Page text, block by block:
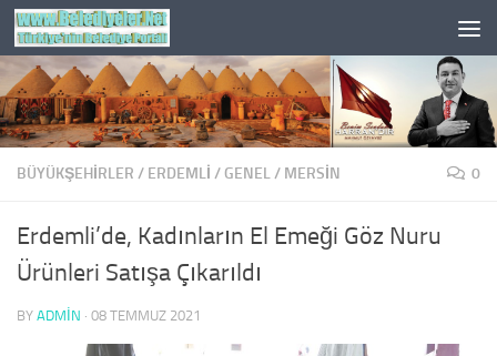
Skip to content
BÜYÜKŞEHİRLER / ERDEMLI / GENEL/ MERSIN 0
Erdemli’de, Kadınların El Emeği Göz Nuru
Ürünleri Satışa Çıkarıldı
BY ADMIN · 08 TEMMUZ 2021